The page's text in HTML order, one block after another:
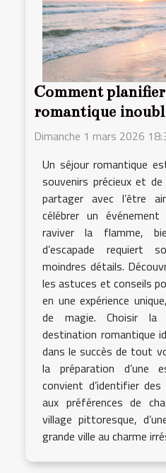
Comment
romantique
Dimanche 1 mars 2026
Un séjour romantique
souvenirs précieux et
partager avec l’être
célébrer un
raviver la flamme,
d’escapade
moindres détails.
les astuces et conseils
en une expérience
de magie. Choisir la
destination romantique
dans le succès de tout
la préparation d’une
convient d’identifier
aux préférences de
village pittoresque,
grande ville au charme